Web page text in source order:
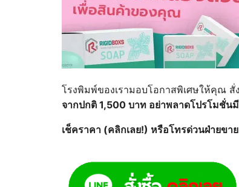
โรงพิมพ์ของเรามอบโอกาสพิเศษให้คุณ
จากปกติ 1,500 บาท อย่าพลาดโปรโมชั่น
เช็คราคา (คลิกเลย!) หรือโทรด่วนฝ่ายขาย